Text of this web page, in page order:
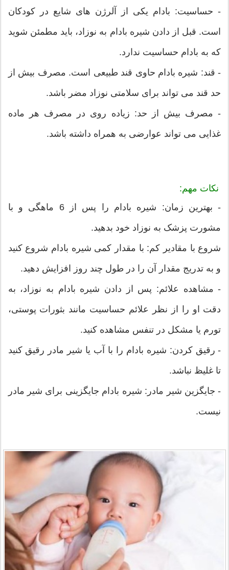
- حساسیت: بادام یکی از آلرژن های شایع در کودکان
است. قبل از دادن شیره بادام به نوزاد، باید مطمئن شوید
که به بادام حساسیت ندارد.
- قند: شیره بادام حاوی قند طبیعی است. مصرف بیش از
حد قند می تواند برای سلامتی نوزاد مضر باشد.
- مصرف بیش از حد: زیاده روی در مصرف هر ماده
غذایی می تواند عوارضی به همراه داشته باشد.
نکات مهم:
- بهترین زمان: شیره بادام را پس از 6 ماهگی و با
مشورت پزشک به نوزاد خود بدهید.
شروع با مقادیر کم: با مقدار کمی شیره بادام شروع کنید
و به تدریج مقدار آن را در طول چند روز افزایش دهید.
- مشاهده علائم: پس از دادن شیره بادام به نوزاد، به
دقت او را از نظر علائم حساسیت مانند بثورات پوستی،
تورم یا مشکل در تنفس مشاهده کنید.
- رقیق کردن: شیره بادام را با آب یا شیر مادر رقیق کنید
تا غلیظ نباشد.
- جایگزین شیر مادر: شیره بادام جایگزینی برای شیر مادر
نیست.